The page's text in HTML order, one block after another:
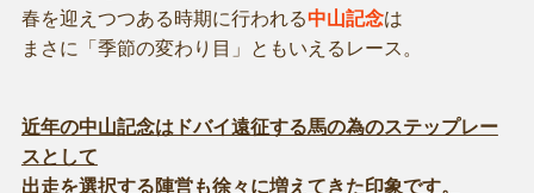
春を迎えつつある時期に行われる中山記念は
まさに「季節の変わり目」ともいえるレース。
近年の中山記念はドバイ遠征する馬の為のステップレー
スとして
出走を選択する陣営も徐々に増えてきた印象です。